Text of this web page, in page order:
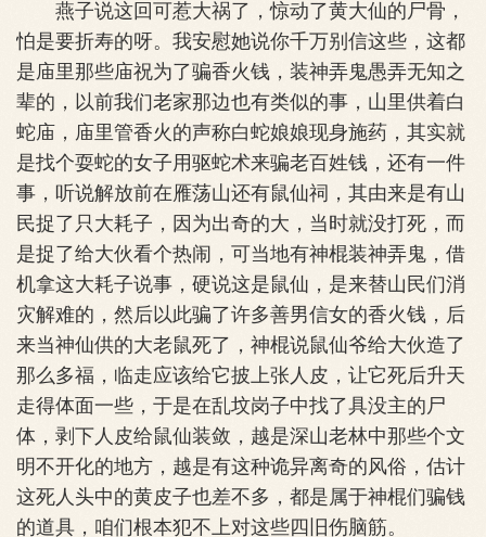
燕子说这回可惹大祸了，惊动了黄大仙的尸骨，
怕是要折寿的呀。我安慰她说你千万别信这些，这都
是庙里那些庙祝为了骗香火钱，装神弄鬼愚弄无知之
辈的，以前我们老家那边也有类似的事，山里供着白
蛇庙，庙里管香火的声称白蛇娘娘现身施药，其实就
是找个耍蛇的女子用驱蛇术来骗老百姓钱，还有一件
事，听说解放前在雁荡山还有鼠仙祠，其由来是有山
民捉了只大耗子，因为出奇的大，当时就没打死，而
是捉了给大伙看个热闹，可当地有神棍装神弄鬼，借
机拿这大耗子说事，硬说这是鼠仙，是来替山民们消
灾解难的，然后以此骗了许多善男信女的香火钱，后
来当神仙供的大老鼠死了，神棍说鼠仙爷给大伙造了
那么多福，临走应该给它披上张人皮，让它死后升天
走得体面一些，于是在乱坟岗子中找了具没主的尸
体，剥下人皮给鼠仙装敛，越是深山老林中那些个文
明不开化的地方，越是有这种诡异离奇的风俗，估计
这死人头中的黄皮子也差不多，都是属于神棍们骗钱
的道具，咱们根本犯不上对这些四旧伤脑筋。